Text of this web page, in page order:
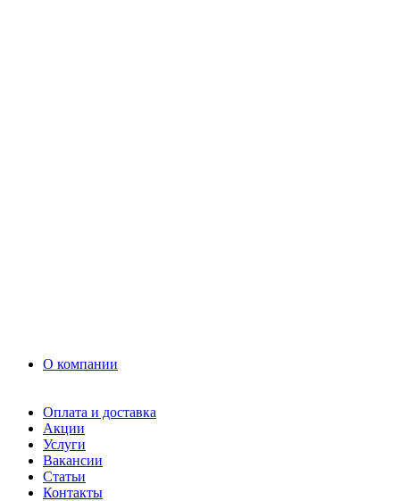
О компании
Оплата и доставка
Акции
Услуги
Вакансии
Статьи
Контакты